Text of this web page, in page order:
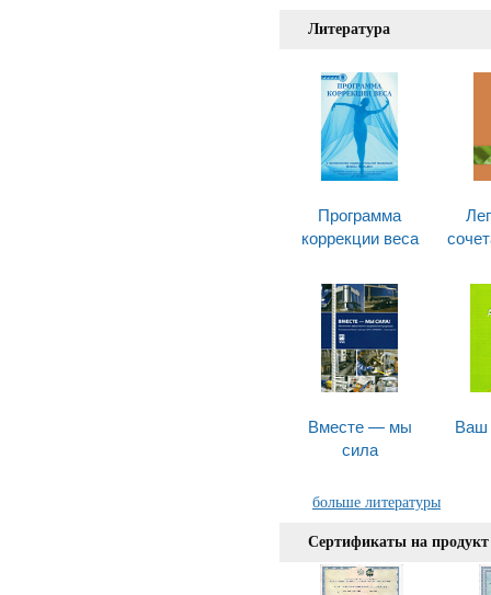
Литература
Программа
коррекции веса
Вместе — мы
сила
Ваш
больше литературы
Сертификаты на продукт